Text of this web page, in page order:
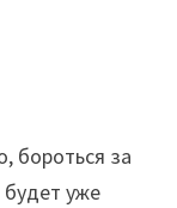
бороться за
уже